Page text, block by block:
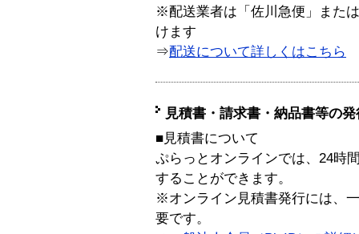
※配送業者は「佐川急便」また
けます
⇒配送について詳しくはこちら
見積書・請求書・納品書等の
■見積書について
ぷらっとオンラインでは、24時
することができます。
※オンライン見積書発行には、
要です。